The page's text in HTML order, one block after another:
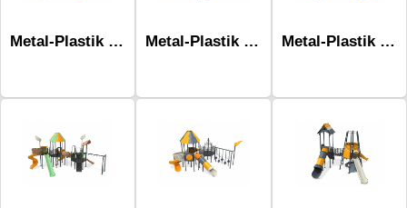
Metal-Plastik Çocuk Parkları-Mds-1026 Metal-Plastik Çocuk Parkları-Mds-1014 Metal-Plastik Çocuk Parkları-Mds-2007